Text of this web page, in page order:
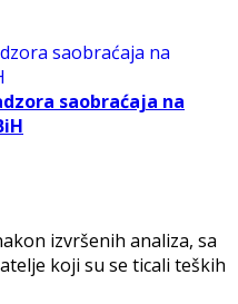
saobraćaja na
izvršenih analiza, sa
koji su se ticali teških